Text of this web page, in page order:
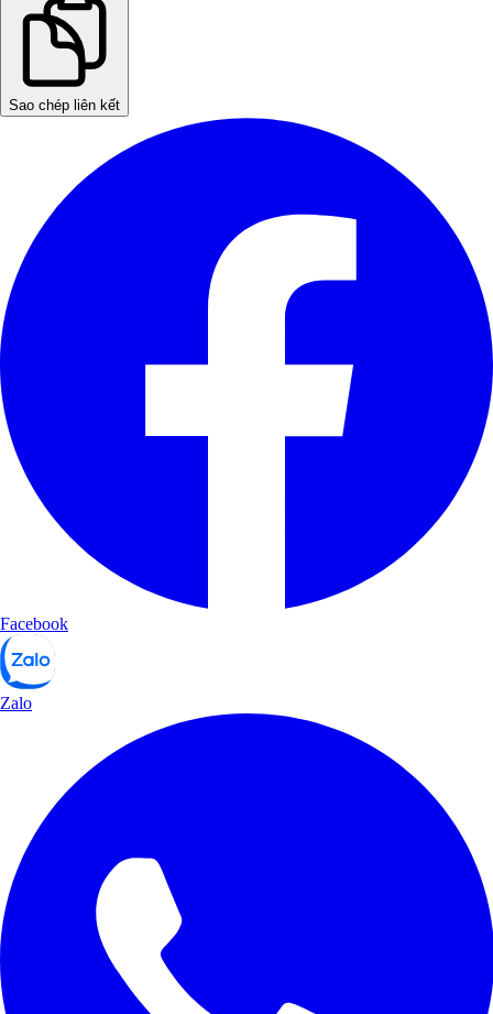
Sao chép liên kết
Facebook
Zalo